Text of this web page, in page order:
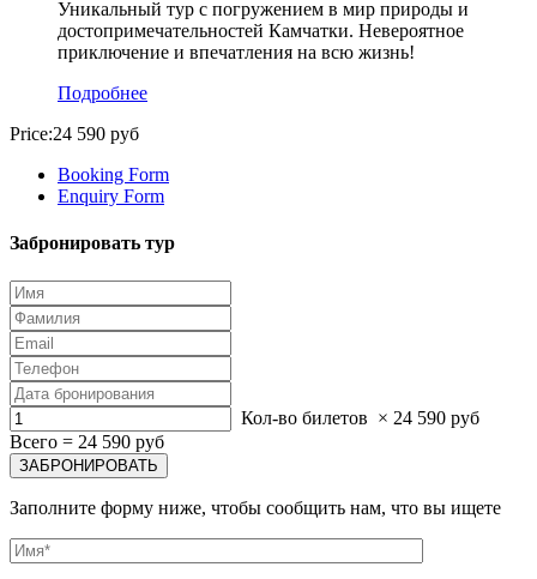
Уникальный тур с погружением в мир природы и
достопримечательностей Камчатки. Невероятное
приключение и впечатления на всю жизнь!
Подробнее
Price:24 590 руб
Booking Form
Enquiry Form
Забронировать тур
Кол-во билетов × 24 590 руб
Всего = 24 590 руб
Заполните форму ниже, чтобы сообщить нам, что вы ищете